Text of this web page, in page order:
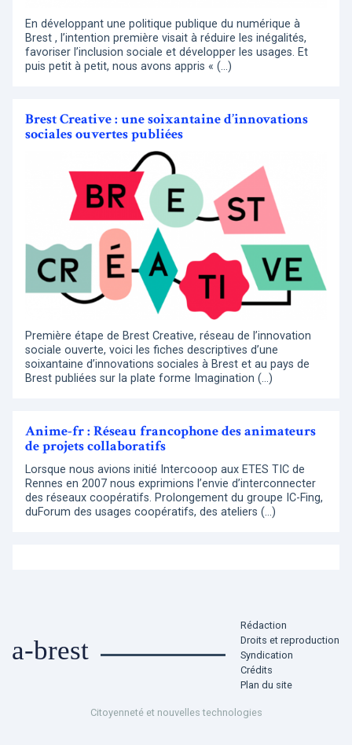
En développant une politique publique du numérique à
Brest , l’intention première visait à réduire les inégalités,
favoriser l’inclusion sociale et développer les usages. Et
puis petit à petit, nous avons appris « (…)
Brest Creative : une soixantaine d’innovations
sociales ouvertes publiées
Première étape de Brest Creative, réseau de l’innovation
sociale ouverte, voici les fiches descriptives d’une
soixantaine d’innovations sociales à Brest et au pays de
Brest publiées sur la plate forme Imagination (…)
Anime-fr : Réseau francophone des animateurs
de projets collaboratifs
Lorsque nous avions initié Intercooop aux ETES TIC de
Rennes en 2007 nous exprimions l’envie d’interconnecter
des réseaux coopératifs. Prolongement du groupe IC-Fing,
duForum des usages coopératifs, des ateliers (…)
a-brest
Rédaction
Droits et reproduction
Syndication
Crédits
Plan du site
Citoyenneté et nouvelles technologies